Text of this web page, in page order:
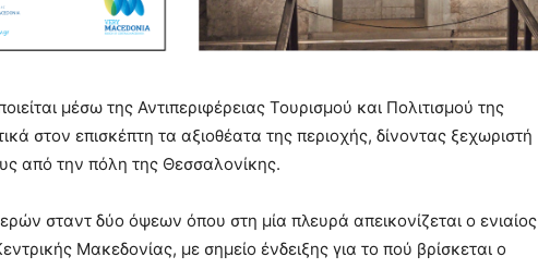
μέσω της Αντιπεριφέρειας Τουρισμού και Πολιτισμού της
στον επισκέπτη τα αξιοθέατα της περιοχής, δίνοντας ξεχωριστή
από την πόλη της Θεσσαλονίκης.
σταντ δύο όψεων όπου στη μία πλευρά απεικονίζεται ο ενιαίος
Μακεδονίας, με σημείο ένδειξης για το πού βρίσκεται ο